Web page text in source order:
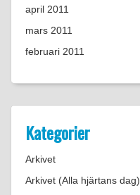
april 2011
mars 2011
februari 2011
Kategorier
Arkivet
Arkivet (Alla hjärtans dag)